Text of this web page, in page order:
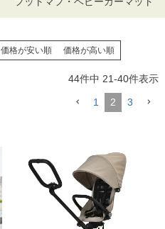
価格が安い順 価格が高い順
44件中 21-40件表示
1 2 3